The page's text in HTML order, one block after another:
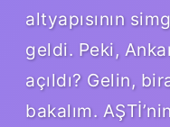
altyapısının
geldi. Peki,
açıldı? Gelin,
bakalım.